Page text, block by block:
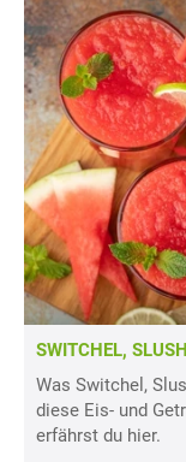
SWITCHEL,
Was Switchel,
diese Eis- und
erfährst du hier.